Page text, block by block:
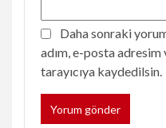
Daha sonraki
adım, e-posta
tarayıcıya kaydedilsin.